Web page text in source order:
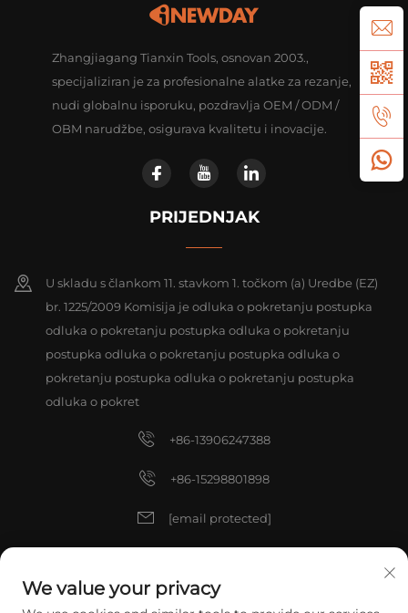
Zhangjiagang Tianxin Tools, osnovan 2003.,
specijaliziran je za profesionalne alatke za rezanje,
nudi globalnu isporuku, pozdravlja OEM / ODM /
OBM narudžbe, osigurava kvalitetu i inovacije.
PRIJEDNJAK
U skladu s člankom 11. stavkom 1. točkom (a) Uredbe (EZ)
br. 1225/2009 Komisija je odluka o pokretanju postupka
odluka o pokretanju postupka odluka o pokretanju
postupka odluka o pokretanju postupka odluka o
pokretanju postupka odluka o pokretanju postupka
odluka o pokret
+86-13906247388
+86-15298801898
[email protected]
We value your privacy